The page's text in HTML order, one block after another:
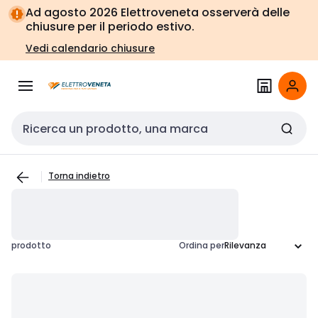
Vai alla
navigazione
Vai
alla
pagina
Ad agosto 2026 Elettroveneta osserverà delle
chiusure per il periodo estivo.
Vedi calendario chiusure
Cerca input
Torna indietro
prodotto Ordina per